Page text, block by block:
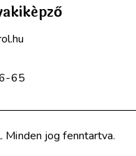
65
jog fenntartva.